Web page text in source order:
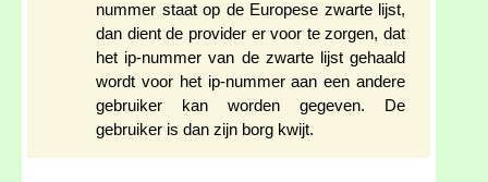
nummer staat op de Europese zwarte lijst,
dan dient de provider er voor te zorgen, dat
het ip-nummer van de zwarte lijst gehaald
wordt voor het ip-nummer aan een andere
gebruiker kan worden gegeven. De
gebruiker is dan zijn borg kwijt.